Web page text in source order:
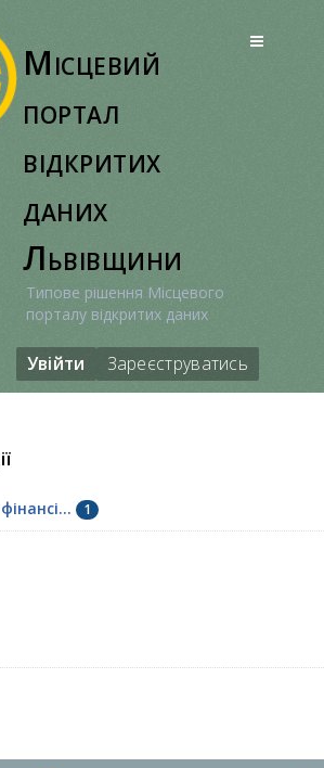
Місцевий
портал
відкритих
даних
Львівщини
Типове рішення Місцевого
порталу відкритих даних
Увійти Зареєструватись
1